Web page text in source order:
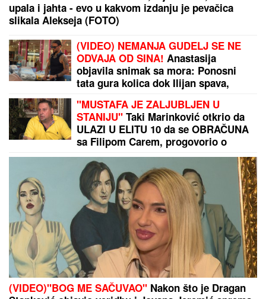
MNOGE OD OVIH PESAMA OBOŽAVATEOvo je 10
numera koje je Dino Merlin "ukrao" od stranih
izvođača - ostaćete u čudu kad vidite spisak